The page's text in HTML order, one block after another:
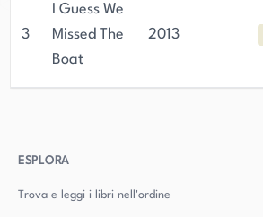
3
I Guess We
Missed The
Boat
2013
ESPLORA
Trova e leggi i libri nell'ordine